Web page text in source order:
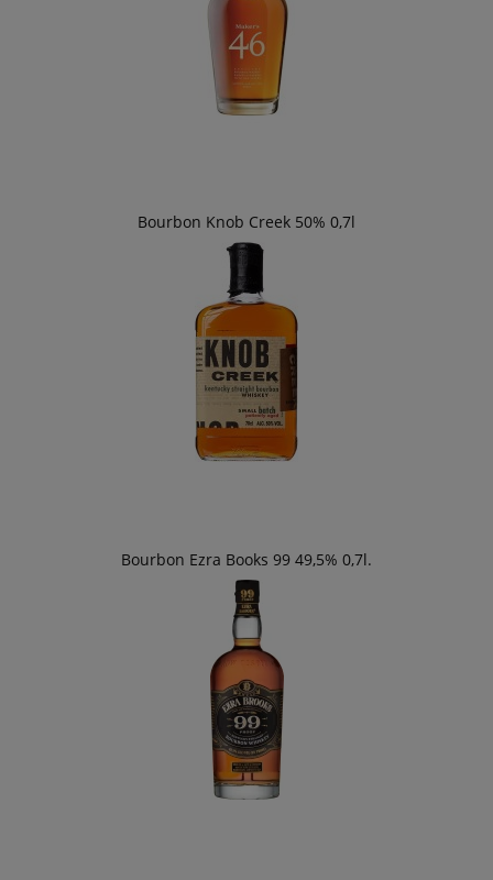
Bourbon Knob Creek 50% 0,7l
Bourbon Ezra Books 99 49,5% 0,7l.